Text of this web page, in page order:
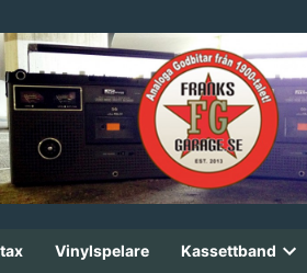
Vinylspelare Kassettband